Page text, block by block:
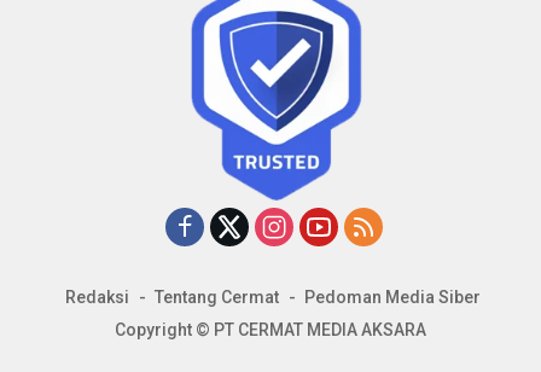
Redaksi Tentang Cermat
Pedoman Media Siber
Copyright © PT CERMAT MEDIA AKSARA